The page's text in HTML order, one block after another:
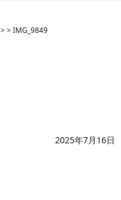
>>IMG_9849
2025年7月16日